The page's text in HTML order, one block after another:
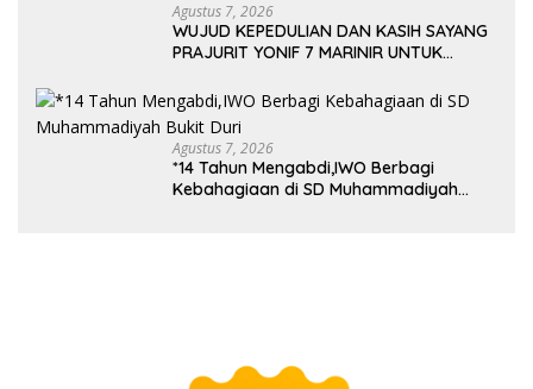
Agustus 7, 2026
WUJUD KEPEDULIAN DAN KASIH SAYANG
PRAJURIT YONIF 7 MARINIR UNTUK
NURUL HUDA
Agustus 7, 2026
*14 Tahun Mengabdi,IWO Berbagi
Kebahagiaan di SD Muhammadiyah